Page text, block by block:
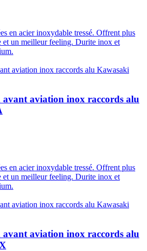
en acier inoxydable tressé. Offrent plus
et un meilleur feeling. Durite inox et
aviation inox raccords alu
en acier inoxydable tressé. Offrent plus
et un meilleur feeling. Durite inox et
aviation inox raccords alu